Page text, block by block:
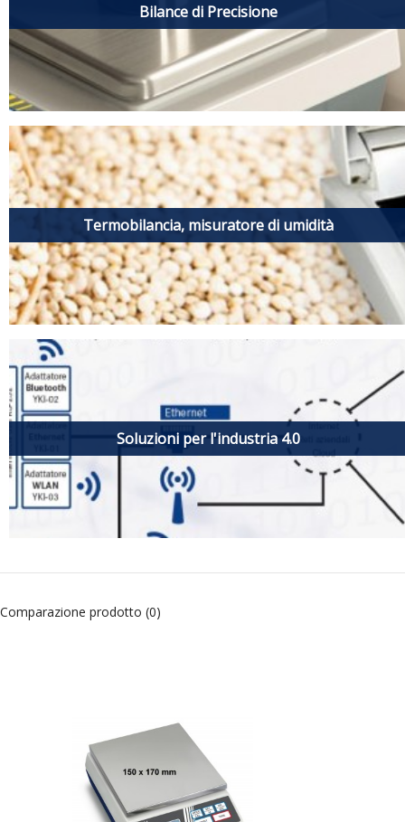
Bilance di Precisione
Termobilancia, misuratore di umidità
Soluzioni per l'industria 4.0
Comparazione prodotto (0)